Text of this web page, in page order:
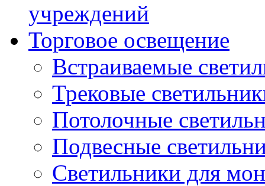
учреждений
Торговое освещение
Встраиваемые
Трековые
Потолочные
Подвесные
Светильники для